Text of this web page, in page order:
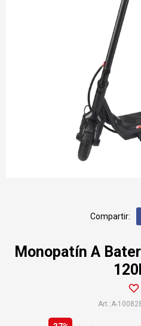
Monopatín A
A-